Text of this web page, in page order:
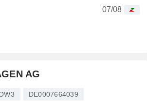
07/08
AG
DE0007664039